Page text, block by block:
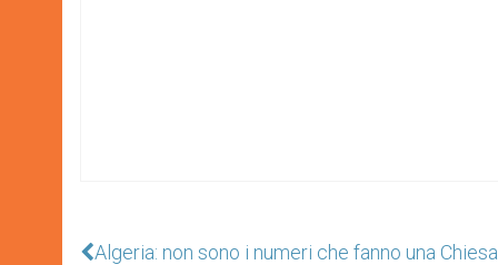
Algeria: non sono i numeri che fanno una Chiesa